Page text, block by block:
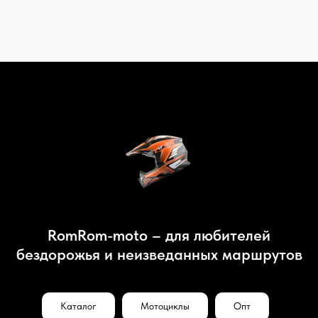
RomRom-moto – для любителей
бездорожья и неизведанных маршрутов
Каталог Мотоциклы Опт